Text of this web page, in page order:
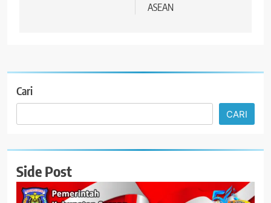
ASEAN
Cari
CARI
Side Post